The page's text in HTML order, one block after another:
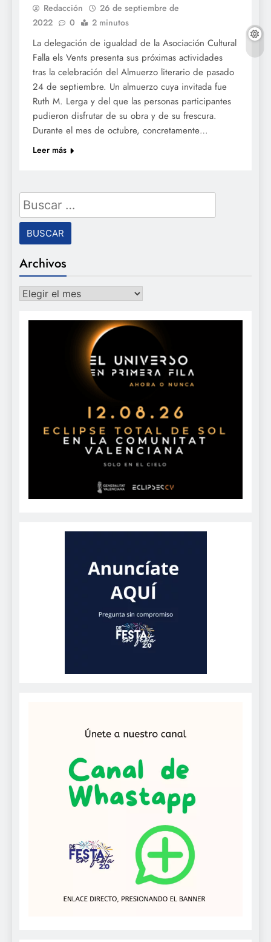
Redacción
26 de septiembre de
2022
0 2 minutos
La delegación de igualdad de la Asociación Cultural
Falla els Vents presenta sus próximas actividades
tras la celebración del Almuerzo literario de pasado
24 de septiembre. Un almuerzo cuya invitada fue
Ruth M. Lerga y del que las personas participantes
pudieron disfrutar de su obra y de su frescura.
Durante el mes de octubre, concretamente…
Leer más
Buscar:
Archivos
Archivos